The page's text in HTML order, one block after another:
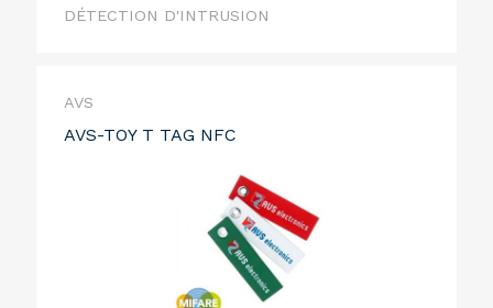
DÉTECTION D'INTRUSION
AVS
AVS-TOY T TAG NFC